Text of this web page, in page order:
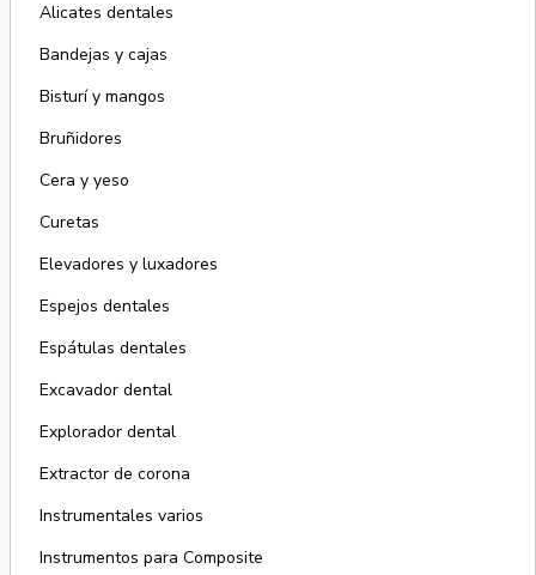
Alicates dentales
Bandejas y cajas
Bisturí y mangos
Bruñidores
Cera y yeso
Curetas
Elevadores y luxadores
Espejos dentales
Espátulas dentales
Excavador dental
Explorador dental
Extractor de corona
Instrumentales varios
Instrumentos para Composite